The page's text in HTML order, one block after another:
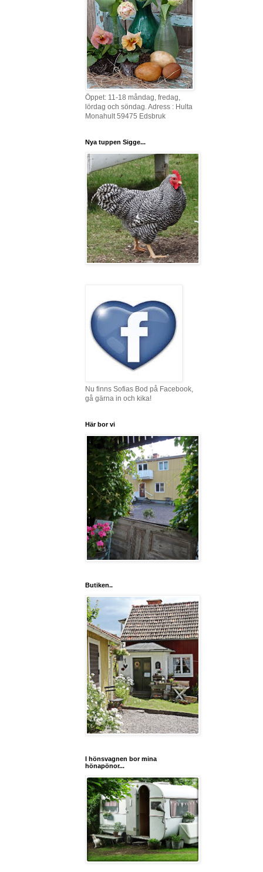
Öppet: 11-18 måndag, fredag,
lördag och söndag. Adress : Hulta
Monahult 59475 Edsbruk
Nya tuppen Sigge...
Nu finns Sofias Bod på Facebook,
gå gärna in och kika!
Här bor vi
Butiken..
I hönsvagnen bor mina
hönapönor...